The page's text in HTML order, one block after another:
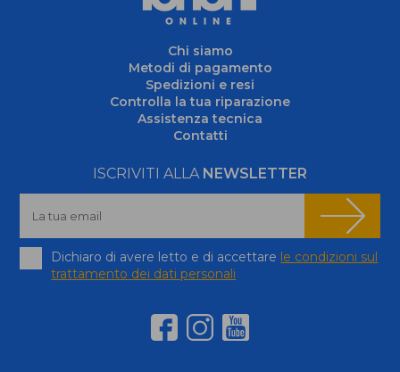
Chi siamo
Metodi di pagamento
Spedizioni e resi
Controlla la tua riparazione
Assistenza tecnica
Contatti
ISCRIVITI ALLA NEWSLETTER
Dichiaro di avere letto e di accettare le condizioni sul
trattamento dei dati personali